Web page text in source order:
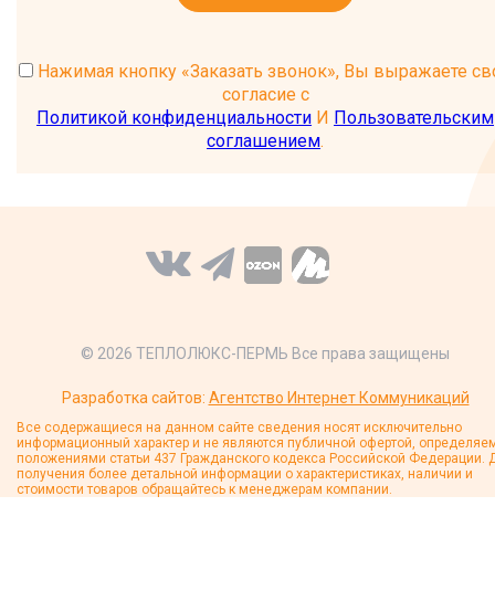
Нажимая кнопку «Заказать звонок», Вы выражаете
согласие с
Политикой конфиденциальности И Пользовательским
соглашением.
© 2026 ТЕПЛОЛЮКС-ПЕРМЬ Все права защищены
Разработка сайтов: Агентство Интернет Коммуникаций
Все содержащиеся на данном сайте сведения носят исключительно
информационный характер и не являются публичной офертой,
положениями статьи 437 Гражданского кодекса Российской Федерации.
получения более детальной информации о характеристиках, наличии и
стоимости товаров обращайтесь к менеджерам компании.